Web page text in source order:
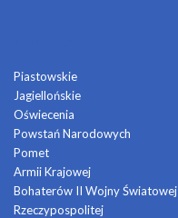
Piastowskie
Jagiellońskie
Oświecenia
Powstań Narodowych
Pomet
Armii Krajowej
Bohaterów II Wojny Światowej
Rzeczypospolitej